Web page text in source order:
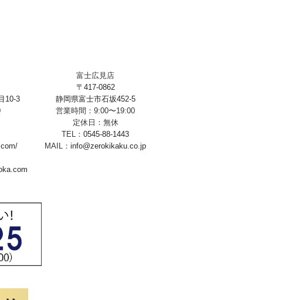
10-3
富士広見店
〒417-0862
静岡県富士市石坂452-5
営業時間：9:00〜19:00
定休日：無休
TEL： 0545-88-1443
MAIL： info@zerokikaku.co.jp